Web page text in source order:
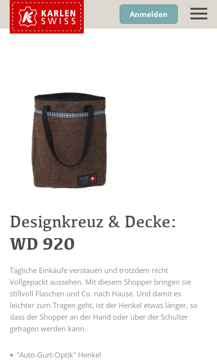
Anmelden
Designkreuz & Decke:
WD 920
Tägliche Einkäufe verstauen und trotzdem nicht
Vollgepackt aussehen. Mit diesem Shopper bringen sie
stillvoll Flaschen und Co. nach Hause. Und damit es
leichter zum Tragen geht, ist der Henkel etwas länger, so
dass der Shopper an der Hand oder über der Schulter
getragen werden kann.
"Auto-Gurt-Optik" Henkel